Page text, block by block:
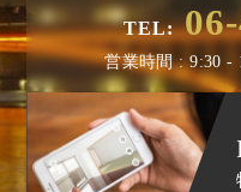
TEL:
営業時間 : 9:30 -